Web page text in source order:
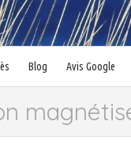
Blog Avis Google